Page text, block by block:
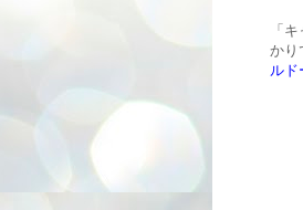
「
かり
ルド